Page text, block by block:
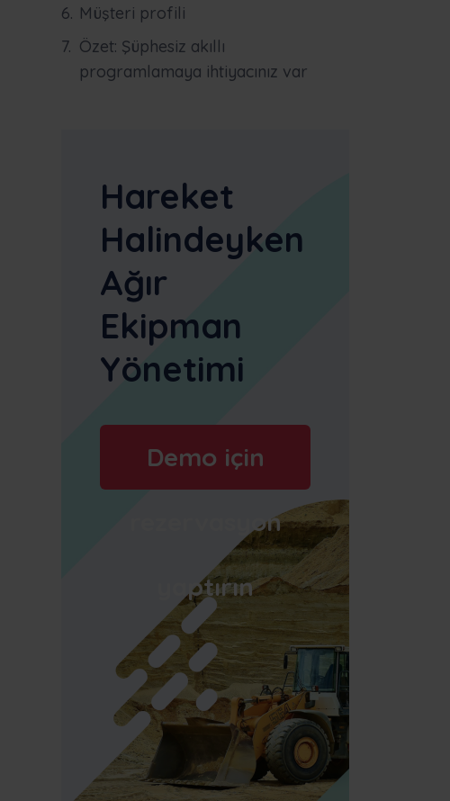
Müşteri profili
Özet: Şüphesiz akıllı
programlamaya ihtiyacınız var
Hareket
Halindeyken
Ağır
Ekipman
Yönetimi
Demo için
rezervasyon
yaptırın